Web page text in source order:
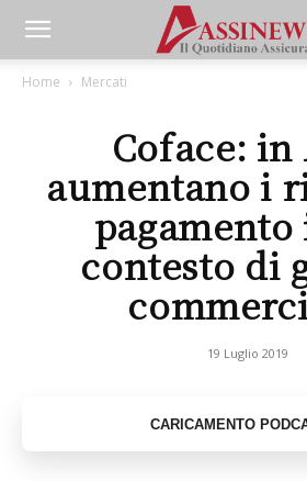
Home Mercati
Coface: in
aumentano i
contesto di
19 Luglio 2019